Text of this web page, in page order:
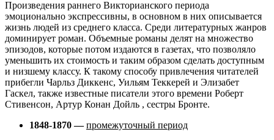
Произведения раннего Викторианского периода
эмоционально экспрессивны, в основном в них описывается
жизнь людей из среднего класса. Среди литературных жанров
доминирует роман. Объемные романы делят на множество
эпизодов, которые потом издаются в газетах, что позволяло
уменьшить их стоимость и таким образом сделать доступным
и низшему классу. К такому способу привлечения читателей
прибегли Чарльз Диккенс, Уильям Теккерей и Элизабет
Гаскел, также известные писатели этого времени Роберт
Стивенсон, Артур Конан Дойль , сестры Бронте.
1848-1870 —промежуточный период